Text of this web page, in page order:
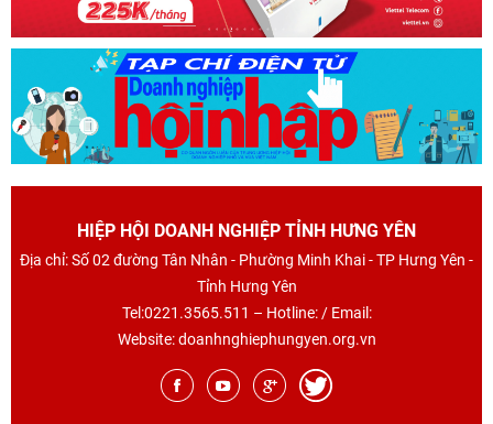
HIỆP HỘI DOANH NGHIỆP TỈNH HƯNG YÊN
Địa chỉ: Số 02 đường Tân Nhân - Phường Minh Khai - TP Hưng Yên -
Tỉnh Hưng Yên
Tel:0221.3565.511 – Hotline: / Email:
Website: doanhnghiephungyen.org.vn